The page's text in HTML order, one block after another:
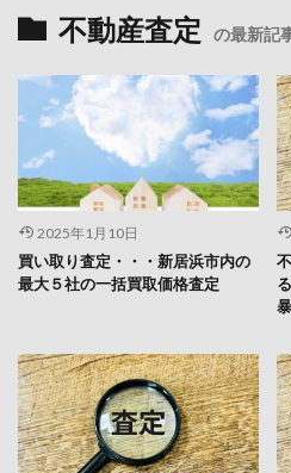
不動産査定 の最新記
2025年1月10日
買い取り査定・・・新居浜市内の
最大５社の一括買取価格査定